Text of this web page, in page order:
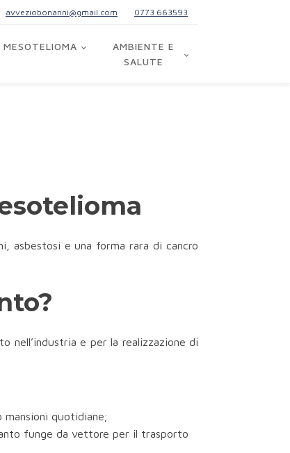
avveziobonanni@gmail.com 0773 663593
MESOTELIOMA
AMBIENTE E
SALUTE
asbestosi e una forma rara di cancro
nell’industria e per la realizzazione di
quotidiane;
funge da vettore per il trasporto